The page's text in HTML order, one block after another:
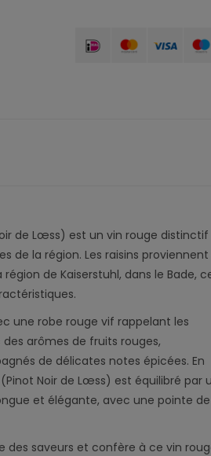
de Lœss) est un vin rouge distinctif
de la région. Les raisins proviennent
de Kaiserstuhl, dans le Bade,
une robe rouge vif rappelant les
arômes de fruits rouges,
de délicates notes épicées. En
Noir de Lœss) est équilibré par
et élégante, avec une pointe de
des saveurs et confère à ce vin